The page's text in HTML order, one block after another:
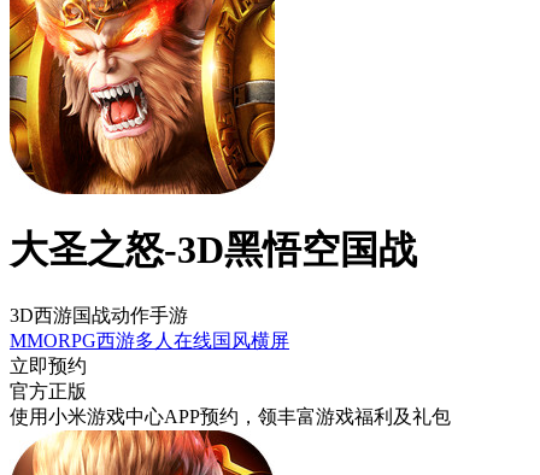
大圣之怒-3D黑悟空国战
3D西游国战动作手游
MMORPG西游多人在线国风横屏
立即预约
官方正版
使用小米游戏中心APP预约 ，领丰富游戏福利 及礼包